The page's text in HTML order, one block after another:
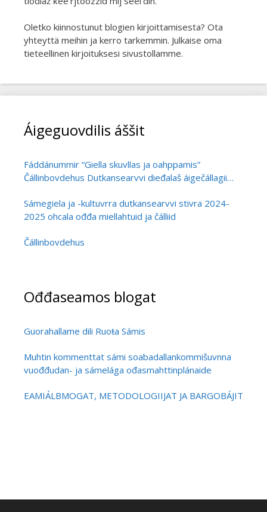
Oletko kiinnostunut blogien kirjoittamisesta? Ota
yhteyttä meihin ja kerro tarkemmin. Julkaise oma
tieteellinen kirjoituksesi sivustollamme.
Áigeguovdilis áššit
Fáddánummir “Giella skuvllas ja oahppamis”
Čállinbovdehus Dutkansearvvi dieđalaš áigečállagii
giellaoahpahusa dutkamis
Sámegiela ja -kultuvrra dutkansearvvi stivra 2024-
2025 ohcala ođđa miellahtuid ja čálliid
Čállinbovdehus
Ođđaseamos blogat
Guorahallame dili Ruoŧa Sámis
Muhtin kommenttat sámi soabadallankommišuvnna
vuođđudan- ja sámelága ođasmahttinplánaide
EAMIÁLBMOGAT, METODOLOGIIJAT JA BARGOBÁJIT